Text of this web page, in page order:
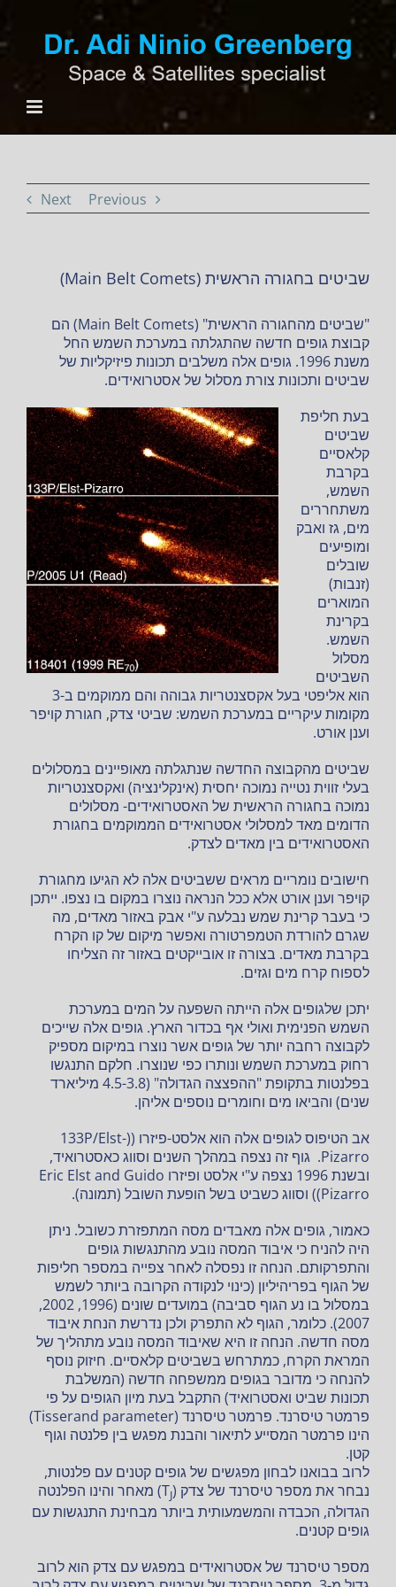
Skip
content
Previous
Next
שביטים בחגורה הראשית (Main Belt Comets)
"שביטים מהחגורה הראשית" (Main Belt Comets) הם
קבוצת גופים חדשה שהתגלתה במערכת השמש החל
משנת 1996. גופים אלה משלבים תכונות פיזיקליות של
שביטים ותכונות צורת מסלול של אסטרואידים.
בעת חליפת
שביטים
קלאסיים
בקרבת
השמש,
משתחררים
מים, גז ואבק
ומופיעים
שובלים
(זנבות)
המוארים
בקרינת
השמש.
מסלול
השביטים
הוא אליפטי בעל אקסצנטריות גבוהה והם ממוקמים ב-3
מקומות עיקריים במערכת השמש: שביטי צדק, חגורת קויפר
וענן אורט.
שביטים מהקבוצה החדשה שנתגלתה מאופיינים במסלולים
בעלי זווית נטייה נמוכה יחסית (אינקלינציה) ואקסצנטריות
נמוכה בחגורה הראשית של האסטרואידים- מסלולים
הדומים מאד למסלולי אסטרואידים הממוקמים בחגורת
האסטרואידים בין מאדים לצדק.
חישובים נומריים מראים ששביטים אלה לא הגיעו מחגורת
קויפר וענן אורט אלא ככל הנראה נוצרו במקום בו נצפו. ייתכן
כי בעבר קרינת שמש נבלעה ע"י אבק באזור מאדים, מה
שגרם להורדת הטמפרטורה ואפשר מיקום של קו הקרח
בקרבת מאדים. בצורה זו אובייקטים באזור זה הצליחו
לספוח קרח מים וגזים.
יתכן שלגופים אלה הייתה השפעה על המים במערכת
השמש הפנימית ואולי אף בכדור הארץ. גופים אלה שייכים
לקבוצה רחבה יותר של גופים אשר נוצרו במיקום מספיק
רחוק במערכת השמש ונותרו כפי שנוצרו. חלקם התנגשו
בפלנטות בתקופת "ההפצצה הגדולה" (4.5-3.8 מיליארד
שנים) והביאו מים וחומרים נוספים אליהן.
אב הטיפוס לגופים אלה הוא אלסט-פיזרו ((133P/Elst-
Pizarro. גוף זה נצפה במהלך השנים וסווג כאסטרואיד,
ובשנת 1996 נצפה ע"י אלסט ופיזרו Eric Elst and Guido
Pizarro)) וסווג כשביט בשל הופעת השובל (תמונה).
כאמור, גופים אלה מאבדים מסה המתפזרת כשובל. ניתן
היה להניח כי איבוד המסה נובע מהתנגשות גופים
והתפרקותם. הנחה זו נפסלה לאחר צפייה במספר חליפות
של הגוף בפריהיליון (כינוי לנקודה הקרובה ביותר לשמש
במסלול בו נע הגוף סביבה) במועדים שונים (1996, 2002,
2007). כלומר, הגוף לא התפרק ולכן נדרשת הנחת איבוד
מסה חדשה. הנחה זו היא שאיבוד המסה נובע מתהליך של
המראת הקרח, כמתרחש בשביטים קלאסיים. חיזוק נוסף
להנחה כי מדובר בגופים ממשפחה חדשה (המשלבת
תכונות שביט ואסטרואיד) התקבל בעת מיון הגופים על פי
פרמטר טיסרנד. פרמטר טיסרנד (Tisserand parameter)
הינו פרמטר המסייע לתיאור והבנת מפגש בין פלנטה וגוף
קטן.
לרוב בבואנו לבחון מפגשים של גופים קטנים עם פלנטות,
נבחר את מספר טיסרנד של צדק (TJ
) מאחר והינו הפלנטה
הגדולה, הכבדה והמשמעותית ביותר מבחינת התנגשות עם
גופים קטנים.
מספר טיסרנד של אסטרואידים במפגש עם צדק הוא לרוב